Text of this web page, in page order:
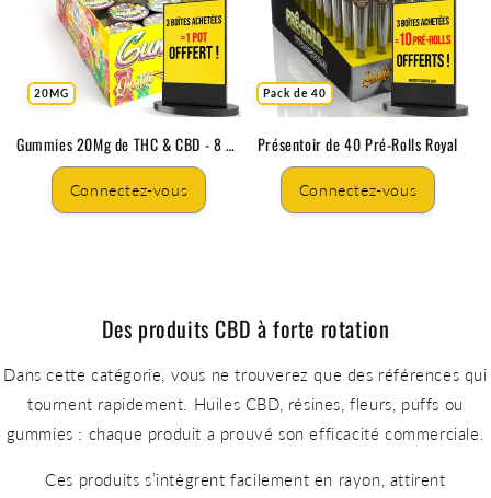
20MG
Gummies 20Mg de THC & CBD - 8 Pots de 5 Gummies
Connectez-vous
Pack de 40
Présentoir de 40 Pré-Rolls Royal
Connectez-vous
Des produits CBD à forte rotation
Dans cette catégorie, vous ne trouverez que des références qui
tournent rapidement. Huiles CBD, résines, fleurs, puffs ou
gummies : chaque produit a prouvé son efficacité commerciale.
Ces produits s’intègrent facilement en rayon, attirent